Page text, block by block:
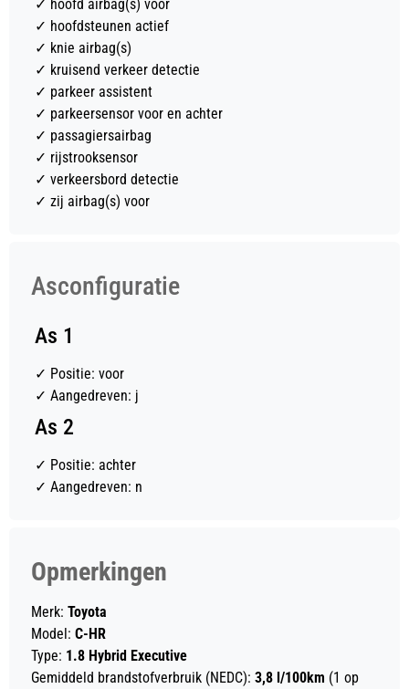
✓ hoofd airbag(s) voor
✓ hoofdsteunen actief
✓ knie airbag(s)
✓ kruisend verkeer detectie
✓ parkeer assistent
✓ parkeersensor voor en achter
✓ passagiersairbag
✓ rijstrooksensor
✓ verkeersbord detectie
✓ zij airbag(s) voor
Asconfiguratie
As 1
✓ Positie: voor
✓ Aangedreven: j
As 2
✓ Positie: achter
✓ Aangedreven: n
Opmerkingen
Merk: Toyota
Model: C-HR
Type: 1.8 Hybrid Executive
Gemiddeld brandstofverbruik (NEDC): 3,8 l/100km (1 op